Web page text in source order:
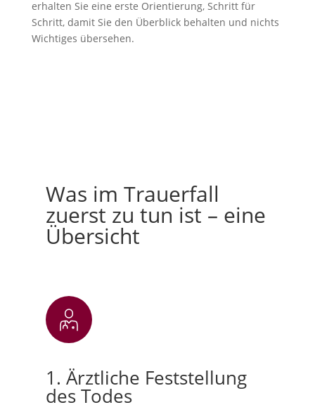
erhalten Sie eine erste Orientierung, Schritt für
Schritt, damit Sie den Überblick behalten und nichts
Wichtiges übersehen.
Was im Trauerfall
zuerst zu tun ist – eine
Übersicht
1. Ärztliche Feststellung
des Todes